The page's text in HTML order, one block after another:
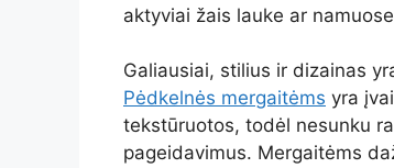
aktyviai žais lauke ar
Galiausiai, stilius ir dizainas
Pėdkelnės mergaitėms yra
tekstūruotos, todėl nesunku
pageidavimus. Mergaitėms